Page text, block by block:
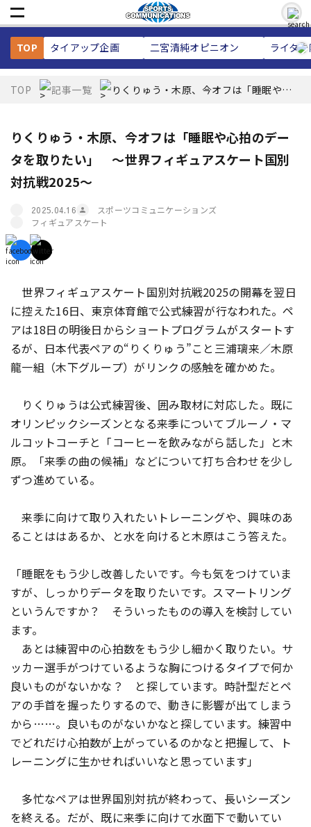
TOP タイアップ企画 二宮清純オピニオン ライタ
TOP 記事一覧 りくりゅう・木原、今オフは「睡眠や心
りくりゅう・木原、今オフは「睡眠や心拍のデー
タを取りたい」 ～世界フィギュアスケート国別
対抗戦2025～
2025.04.16
スポーツコミュニケーションズ
フィギュアスケート
世界フィギュアスケート国別対抗戦2025の開幕を翌日
に控えた16日、東京体育館で公式練習が行なわれた。ペ
アは18日の明後日からショートプログラムがスタートす
るが、日本代表ペアの“りくりゅう”こと三浦璃来／木原
龍一組（木下グループ）がリンクの感触を確かめた。
りくりゅうは公式練習後、囲み取材に対応した。既に
オリンピックシーズンとなる来季についてブルーノ・マ
ルコットコーチと「コーヒーを飲みながら話した」と木
原。「来季の曲の候補」などについて打ち合わせを少し
ずつ進めている。
来季に向けて取り入れたいトレーニングや、興味のあ
ることははあるか、と水を向けると木原はこう答えた。
「睡眠をもう少し改善したいです。今も気をつけていま
すが、しっかりデータを取りたいです。スマートリング
というんですか？ そういったものの導入を検討してい
ます。
あとは練習中の心拍数をもう少し細かく取りたい。サ
ッカー選手がつけているような胸につけるタイプで何か
良いものがないかな？ と探しています。時計型だとペ
アの手首を握ったりするので、動きに影響が出てしまう
から……。良いものがないかなと探しています。練習中
でどれだけ心拍数が上がっているのかなと把握して、ト
レーニングに生かせればいいなと思っています」
多忙なペアは世界国別対抗が終わって、長いシーズン
を終える。だが、既に来季に向けて水面下で動いてい